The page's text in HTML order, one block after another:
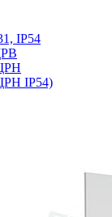
IP54
IP54)